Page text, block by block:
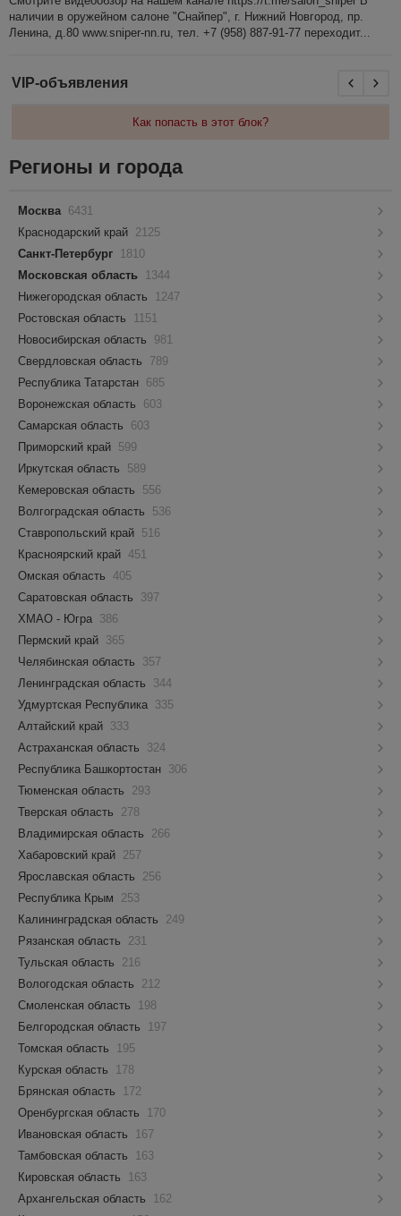
наличии в оружейном салоне "Снайпер", г. Нижний Новгород, пр.
Ленина, д.80 www.sniper-nn.ru, тел. +7 (958) 887-91-77 переходит...
VIP-объявления
Как попасть в этот блок?
Регионы и города
Москва 6431
Краснодарский край 2125
Санкт-Петербург 1810
Московская область 1344
Нижегородская область
1247
Ростовская область
1151
Новосибирская область
981
Свердловская область
789
Республика Татарстан 685
Воронежская область
603
Самарская область
603
Приморский край 599
Иркутская область
589
Кемеровская область
556
Волгоградская область
536
Ставропольский край 516
Красноярский край 451
Омская область 405
Саратовская область
397
ХМАО - Югра 386
Пермский край 365
Челябинская область
357
Ленинградская область
344
Удмуртская Республика 335
Алтайский край 333
Астраханская область
324
Республика Башкортостан 306
Тюменская область
293
Тверская область
278
Владимирская область
266
Хабаровский край 257
Ярославская область
256
Республика Крым
253
Калининградская область
249
Рязанская область
231
Тульская область
216
Вологодская область
212
Смоленская область
198
Белгородская область
197
Томская область
195
Курская область
178
Брянская область
172
Оренбургская область
170
Ивановская область
167
Тамбовская область
163
Кировская область
163
Архангельская область
162